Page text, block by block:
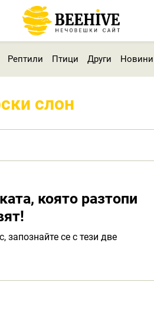
Рептили Птици Други Новини
слон
която разтопи
се с тези две